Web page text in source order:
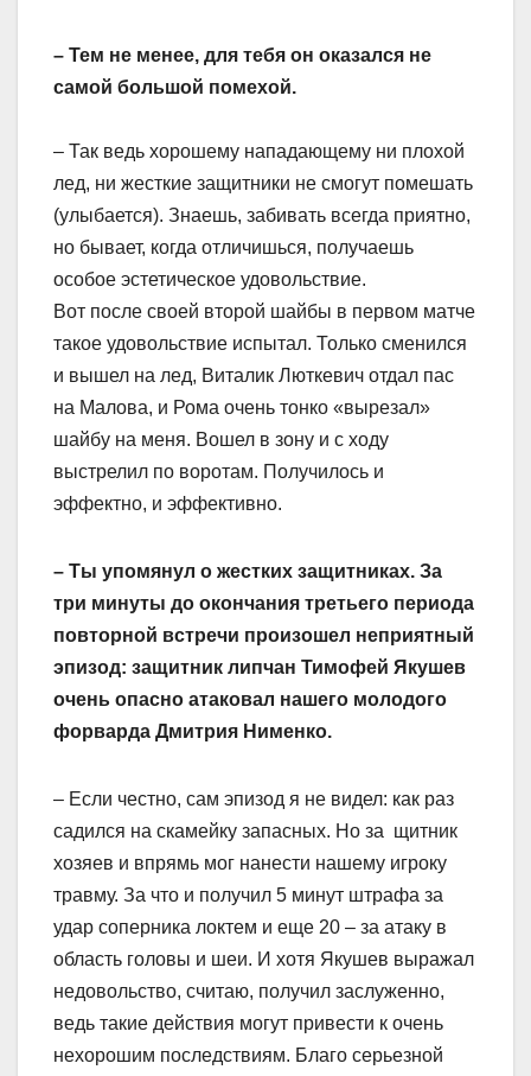
– Тем не менее, для тебя он оказался не
самой большой помехой.
– Так ведь хорошему нападающему ни плохой
лед, ни жесткие защитники не смогут помешать
(улыбается). Знаешь, забивать всегда приятно,
но бывает, когда отличишься, получаешь
особое эстетическое удовольствие.
Вот после своей второй шайбы в первом матче
такое удовольствие испытал. Только сменился
и вышел на лед, Виталик Люткевич отдал пас
на Малова, и Рома очень тонко «вырезал»
шайбу на меня. Вошел в зону и с ходу
выстрелил по воротам. Получилось и
эффектно, и эффективно.
– Ты упомянул о жестких защитниках. За
три минуты до окончания третьего периода
повторной встречи произошел неприятный
эпизод: защитник липчан Тимофей Якушев
очень опасно атаковал нашего молодого
форварда Дмитрия Нименко.
– Если честно, сам эпизод я не видел: как раз
садился на скамейку запасных. Но за щитник
хозяев и впрямь мог нанести нашему игроку
травму. За что и получил 5 минут штрафа за
удар соперника локтем и еще 20 – за атаку в
область головы и шеи. И хотя Якушев выражал
недовольство, считаю, получил заслуженно,
ведь такие действия могут привести к очень
нехорошим последствиям. Благо серьезной